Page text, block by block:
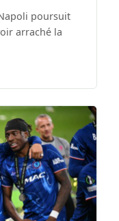
poursuit
arraché la